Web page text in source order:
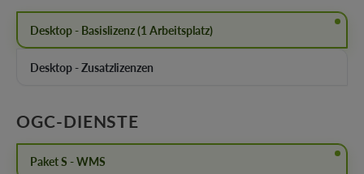
Desktop - Basislizenz (1 Arbeitsplatz)
Desktop - Zusatzlizenzen
OGC-DIENSTE
Paket S - WMS